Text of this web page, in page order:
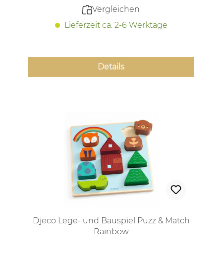
Vergleichen
Lieferzeit ca. 2-6 Werktage
Details
Djeco Lege- und Bauspiel Puzz & Match
Rainbow